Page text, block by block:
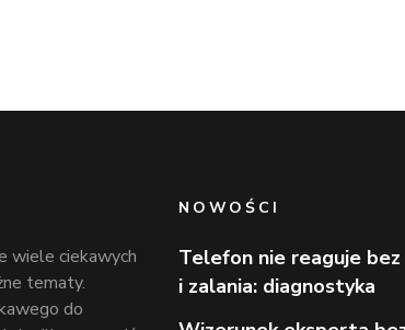
wiele ciekawych
tematy.
do
NOWOŚCI
Telefon nie reaguje bez
i zalania: diagnostyka